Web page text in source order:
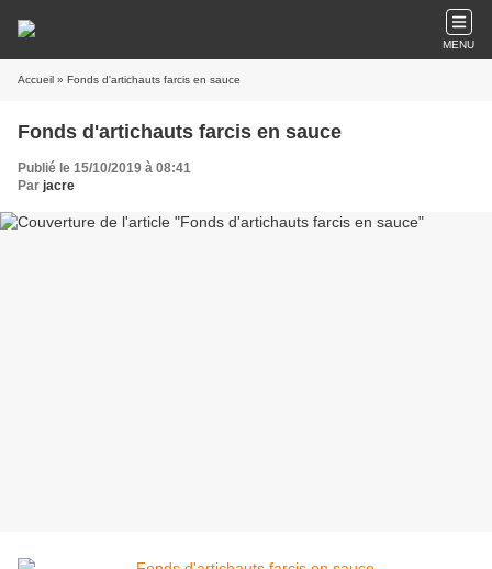
MENU
Accueil » Fonds d'artichauts farcis en sauce
Fonds d'artichauts farcis en sauce
Publié le 15/10/2019 à 08:41
Par jacre